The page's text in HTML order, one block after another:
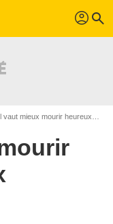
profil search
vaut mieux mourir heureux de Michael Klier